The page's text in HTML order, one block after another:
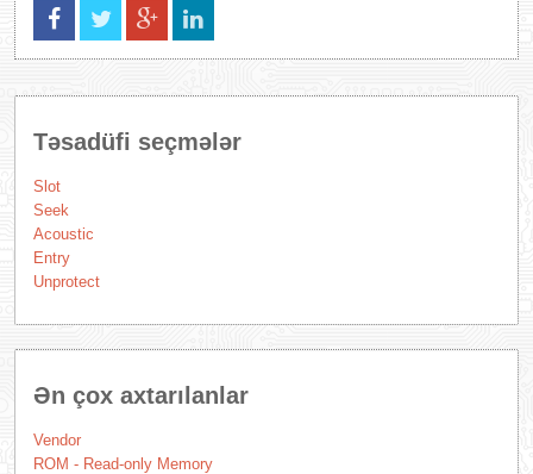
Təsadüfi seçmələr
Slot
Seek
Acoustic
Entry
Unprotect
Ən çox axtarılanlar
Vendor
ROM - Read-only Memory